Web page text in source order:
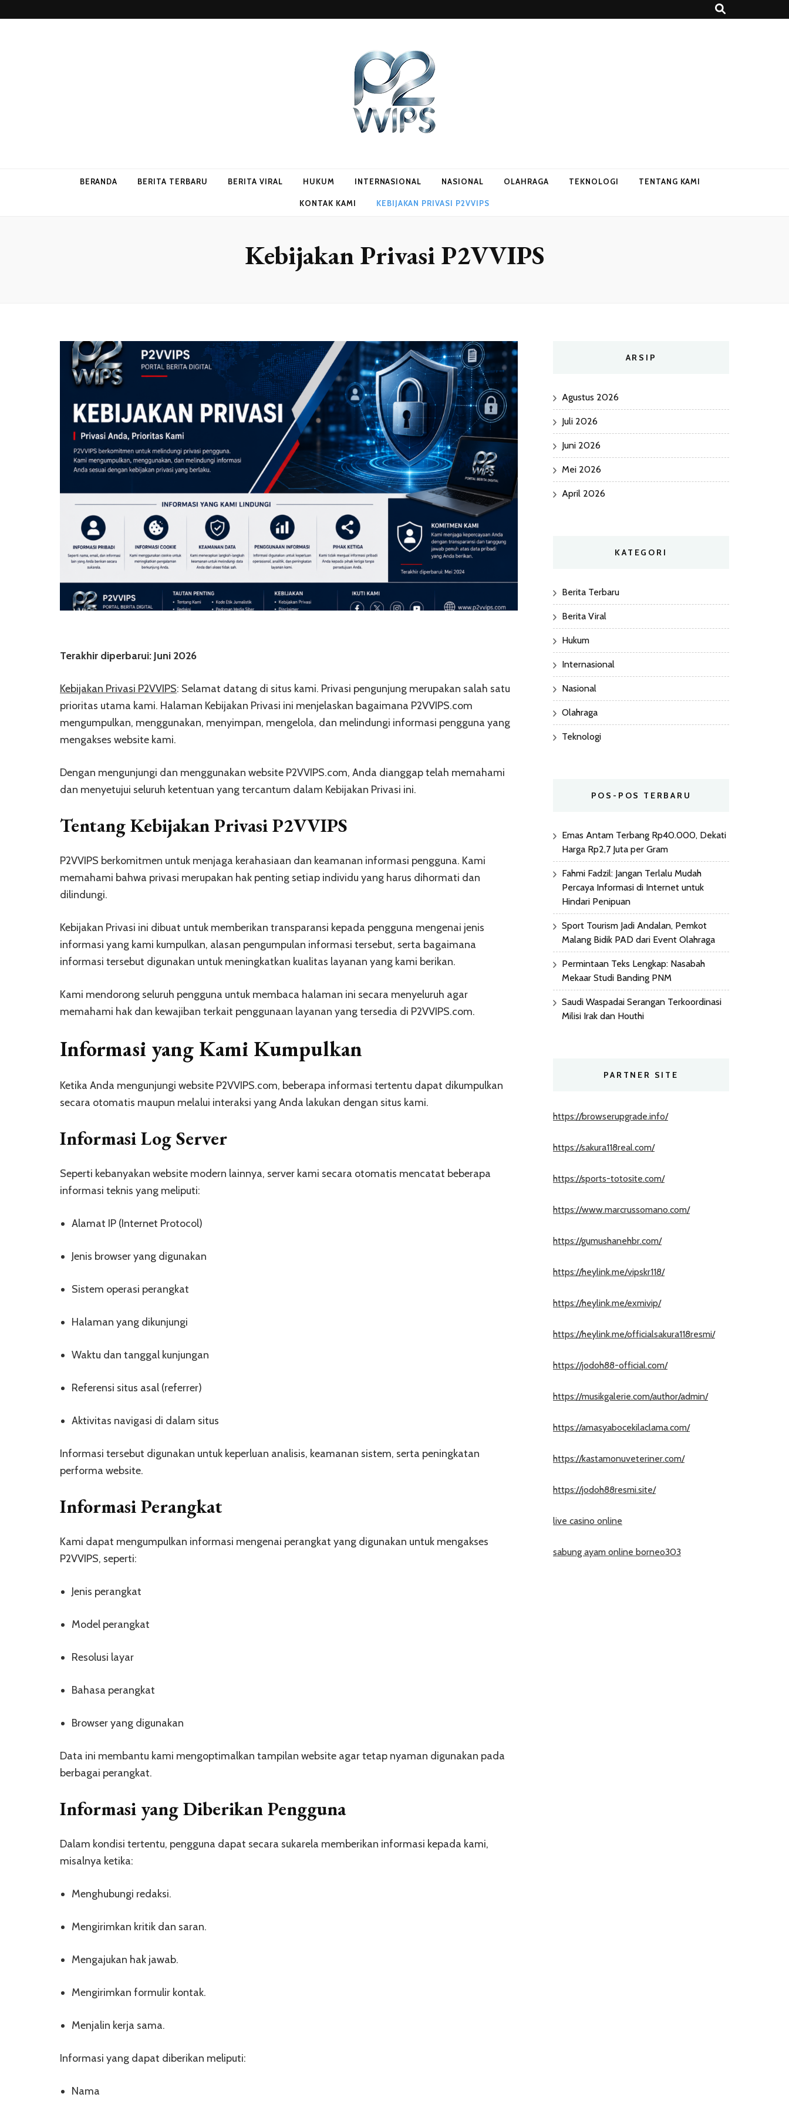
BERANDA BERITA TERBARU BERITA VIRAL HUKUM INTERNASIONAL NASIONAL OLAHRAGA TEKNOLOGI TENTANG KAMI
KONTAK KAMI KEBIJAKAN PRIVASI P2VVIPS
Kebijakan Privasi P2VVIPS
Terakhir diperbarui: Juni 2026
Kebijakan Privasi P2VVIPS: Selamat datang di situs kami. Privasi pengunjung merupakan salah satu
prioritas utama kami. Halaman Kebijakan Privasi ini menjelaskan bagaimana P2VVIPS.com
mengumpulkan, menggunakan, menyimpan, mengelola, dan melindungi informasi pengguna yang
mengakses website kami.
Dengan mengunjungi dan menggunakan website P2VVIPS.com, Anda dianggap telah memahami
dan menyetujui seluruh ketentuan yang tercantum dalam Kebijakan Privasi ini.
Tentang Kebijakan Privasi P2VVIPS
P2VVIPS berkomitmen untuk menjaga kerahasiaan dan keamanan informasi pengguna. Kami
memahami bahwa privasi merupakan hak penting setiap individu yang harus dihormati dan
dilindungi.
Kebijakan Privasi ini dibuat untuk memberikan transparansi kepada pengguna mengenai jenis
informasi yang kami kumpulkan, alasan pengumpulan informasi tersebut, serta bagaimana
informasi tersebut digunakan untuk meningkatkan kualitas layanan yang kami berikan.
Kami mendorong seluruh pengguna untuk membaca halaman ini secara menyeluruh agar
memahami hak dan kewajiban terkait penggunaan layanan yang tersedia di P2VVIPS.com.
Informasi yang Kami Kumpulkan
Ketika Anda mengunjungi website P2VVIPS.com, beberapa informasi tertentu dapat dikumpulkan
secara otomatis maupun melalui interaksi yang Anda lakukan dengan situs kami.
Informasi Log Server
Seperti kebanyakan website modern lainnya, server kami secara otomatis mencatat beberapa
informasi teknis yang meliputi:
Alamat IP (Internet Protocol)
Jenis browser yang digunakan
Sistem operasi perangkat
Halaman yang dikunjungi
Waktu dan tanggal kunjungan
Referensi situs asal (referrer)
Aktivitas navigasi di dalam situs
Informasi tersebut digunakan untuk keperluan analisis, keamanan sistem, serta peningkatan
performa website.
Informasi Perangkat
Kami dapat mengumpulkan informasi mengenai perangkat yang digunakan untuk mengakses
P2VVIPS, seperti:
Jenis perangkat
Model perangkat
Resolusi layar
Bahasa perangkat
Browser yang digunakan
Data ini membantu kami mengoptimalkan tampilan website agar tetap nyaman digunakan pada
berbagai perangkat.
Informasi yang Diberikan Pengguna
Dalam kondisi tertentu, pengguna dapat secara sukarela memberikan informasi kepada kami,
misalnya ketika:
Menghubungi redaksi.
Mengirimkan kritik dan saran.
Mengajukan hak jawab.
Mengirimkan formulir kontak.
Menjalin kerja sama.
Informasi yang dapat diberikan meliputi:
Nama
ARSIP
Agustus 2026
Juli 2026
Juni 2026
Mei 2026
April 2026
KATEGORI
Berita Terbaru
Berita Viral
Hukum
Internasional
Nasional
Olahraga
Teknologi
POS-POS TERBARU
Emas Antam Terbang Rp40.000, Dekati
Harga Rp2,7 Juta per Gram
Fahmi Fadzil: Jangan Terlalu Mudah
Percaya Informasi di Internet untuk
Hindari Penipuan
Sport Tourism Jadi Andalan, Pemkot
Malang Bidik PAD dari Event Olahraga
Permintaan Teks Lengkap: Nasabah
Mekaar Studi Banding PNM
Saudi Waspadai Serangan Terkoordinasi
Milisi Irak dan Houthi
PARTNER SITE
https://browserupgrade.info/
https://sakura118real.com/
https://sports-totosite.com/
https://www.marcrussomano.com/
https://gumushanehbr.com/
https://heylink.me/vipskr118/
https://heylink.me/exmivip/
https://heylink.me/officialsakura118resmi/
https://jodoh88-official.com/
https://musikgalerie.com/author/admin/
https://amasyabocekilaclama.com/
https://kastamonuveteriner.com/
https://jodoh88resmi.site/
live casino online
sabung ayam online borneo303